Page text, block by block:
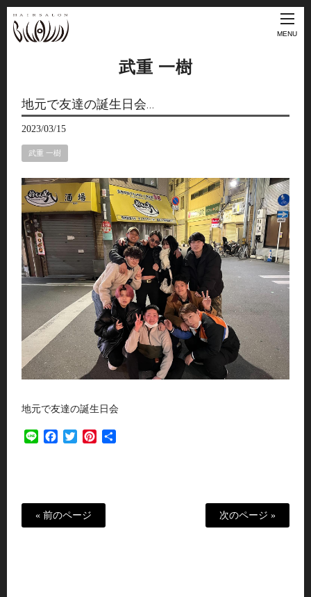
MENU
武重 一樹
地元で友達の誕生日会…
2023/03/15
武重 一樹
地元で友達の誕生日会
Line FacebookTwitterPinterest
« 前のページ 次のページ »